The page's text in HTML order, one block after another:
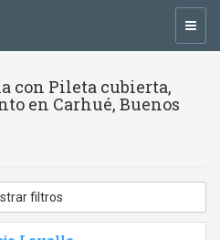
con Pileta cubierta,
en Carhué, Buenos
filtros